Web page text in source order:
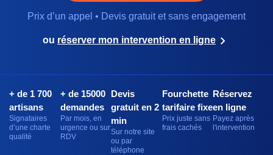
Prix d’un appel • Devis gratuit et sans engagement
ou réserver mon intervention en ligne
+ de 1 700
artisans
Signataires
d’une charte
qualité
+ de 15000
demandes
Par mois, en
urgence ou sur
RDV
Devis
gratuit en 2
min
Sur notre site
ou par
téléphone
Fourchette
tarifaire fixe
Prix juste sans
frais cachés
Réservez
en ligne
Payez après
l'intervention